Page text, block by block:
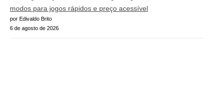
modos para jogos rápidos e preço acessível
por Edivaldo Brito
6 de agosto de 2026